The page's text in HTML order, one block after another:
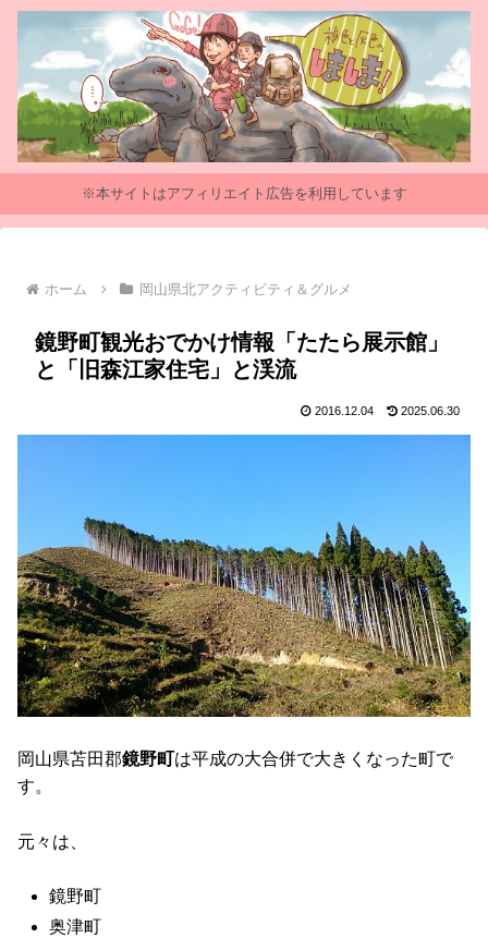
※本サイトはアフィリエイト広告を利用しています
ホーム 岡山県北アクティビティ＆グルメ
鏡野町観光おでかけ情報「たたら展示館」
と「旧森江家住宅」と渓流
2016.12.04 2025.06.30
岡山県苫田郡鏡野町は平成の大合併で大きくなった町で
す。
元々は、
鏡野町
奥津町